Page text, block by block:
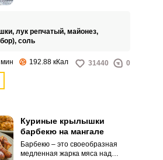
вам предлагается добавить
различные молотые пряности, а
острый вкус.
лук репчатый, майонез,
соль
192.88 кКал 31440 0
Куриные крылышки
барбекю на мангале
Барбекю – это своеобразная
медленная жарка мяса над